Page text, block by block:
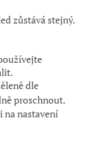
zůstává stejný.
dle
proschnout.
na nastavení